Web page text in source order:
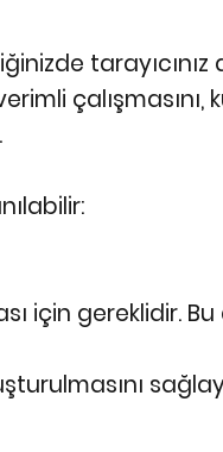
tarayıcınız
için gereklidir. Bu